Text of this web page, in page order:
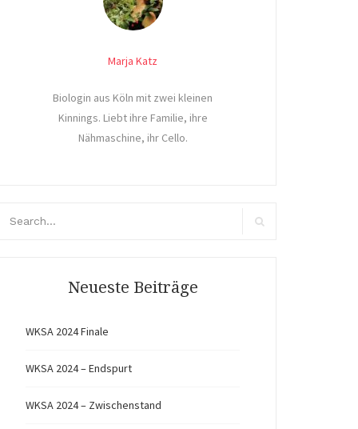
Marja Katz
Biologin aus Köln mit zwei kleinen
Kinnings. Liebt ihre Familie, ihre
Nähmaschine, ihr Cello.
Neueste Beiträge
WKSA 2024 Finale
WKSA 2024 – Endspurt
WKSA 2024 – Zwischenstand